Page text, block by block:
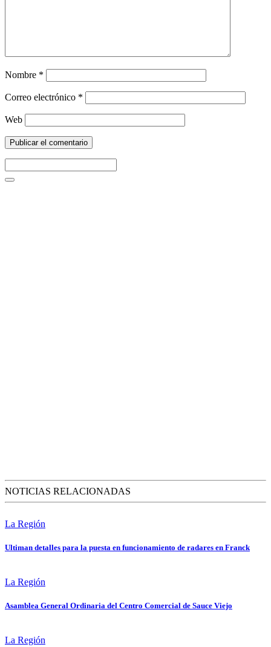
Nombre *
Correo electrónico *
Web
NOTICIAS RELACIONADAS
La Región
Ultiman detalles para la puesta en funcionamiento de radares en Franck
La Región
Asamblea General Ordinaria del Centro Comercial de Sauce Viejo
La Región